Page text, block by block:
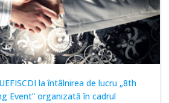
la întâlnirea de lucru „8th
Event” organizată în cadrul